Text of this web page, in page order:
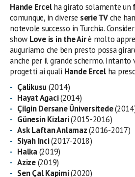
Hande Ercelha girato solamente un
comunque, in diverse serie TVche
notevole successo in Turchia.
show Love is in the Airè molto
auguriamo che ben presto possa
anche per il grande schermo.
progetti ai quali Hande Ercelha
Çalikusu(2014)
Hayat Agaci(2014)
Çilgin Dersane Üniversitede
Günesin Kizlari(2015-2016)
Ask Laftan Anlamaz(2016-2017)
Siyah Inci(2017-2018)
Halka(2019)
Azize(2019)
Sen Çal Kapimi(2020)